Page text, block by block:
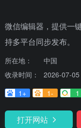
微信编辑器，提供一
持多平台同步发布。
所在地：
中国
收录时间：
2026-07-05
1+
1- 1
打开网站